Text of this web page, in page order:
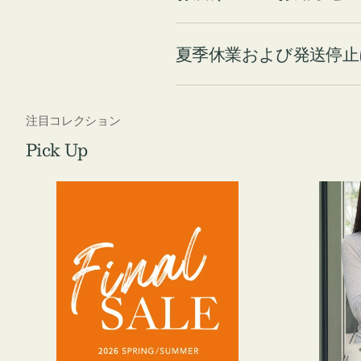
夏季休業および発送停
注目コレクション
Pick Up